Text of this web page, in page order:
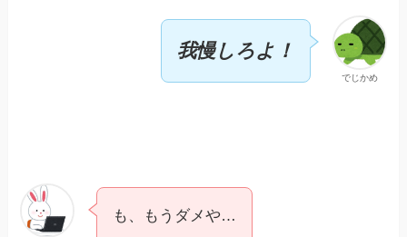
でじかめ
我慢しろよ！
も、もうダメや…